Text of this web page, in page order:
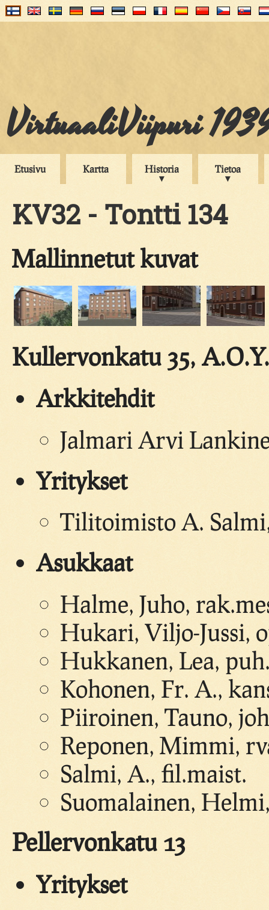
VirtuaaliViipuri
Etusivu Kartta Historia Tietoa
KV32 - Tontti 134
Mallinnetut kuvat
Kullervonkatu 35,
Arkkitehdit
Jalmari Arvi
Yritykset
Tilitoimisto A.
Asukkaat
Halme, Juho,
Hukari, Viljo-Jussi,
Hukkanen, Lea,
Kohonen, Fr. A.,
Piiroinen, Tauno,
Reponen, Mimmi,
Salmi, A., fil.maist.
Suomalainen,
Pellervonkatu 13
Yritykset